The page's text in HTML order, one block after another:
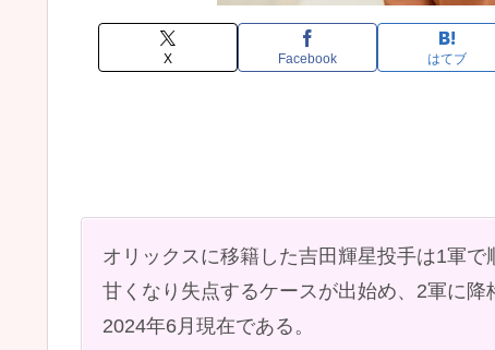
X Facebook はてブ
オリックスに移籍した吉田輝星投手は1軍
甘くなり失点するケースが出始め、2軍に降
2024年6月現在である。